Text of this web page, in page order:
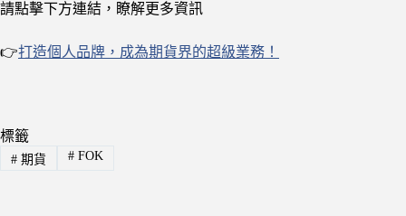
請點擊下方連結，瞭解更多資訊
👉打造個人品牌，成為期貨界的超級業務！
標籤
#期貨 #FOK